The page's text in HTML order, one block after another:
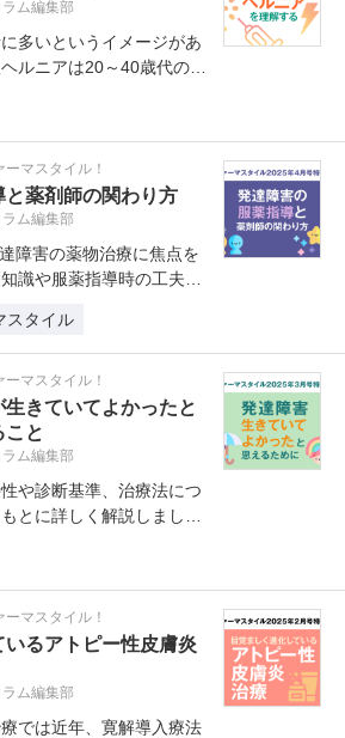
ム編集部
多いというイメージがあ
ルニアは20～40歳代の働
マスタイル！
薬剤師の関わり方
ム編集部
障害の薬物治療に焦点を
識や服薬指導時の工夫、
スタイル
マスタイル！
きていてよかったと
こと
ム編集部
や診断基準、治療法につ
とに詳しく解説しまし
マスタイル！
いるアトピー性皮膚炎
ム編集部
では近年、寛解導入療法